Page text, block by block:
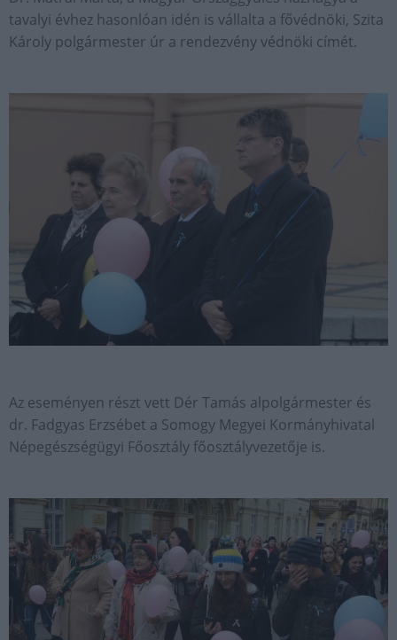
tavalyi évhez hasonlóan idén is vállalta a fővédnöki, Szita
Károly polgármester úr a rendezvény védnöki címét.
Az eseményen részt vett Dér Tamás alpolgármester és
dr. Fadgyas Erzsébet a Somogy Megyei Kormányhivatal
Népegészségügyi Főosztály főosztályvezetője is.